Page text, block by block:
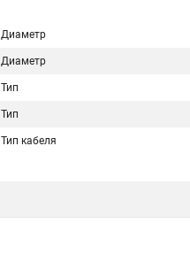
Диаметр
Диаметр
Тип
Тип
Тип кабеля